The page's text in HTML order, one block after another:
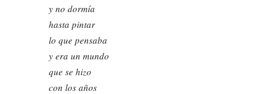
y no dormía
hasta pintar
lo que pensaba
y era un mundo
que se hizo
con los años